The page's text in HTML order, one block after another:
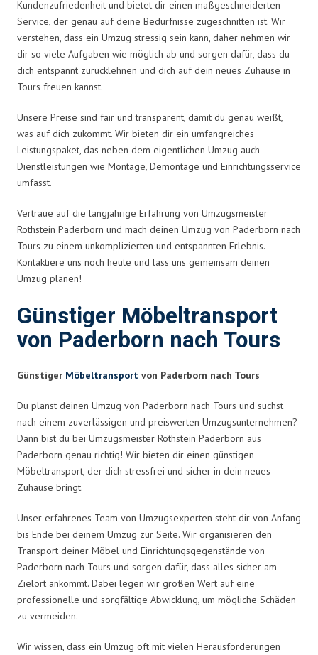
Kundenzufriedenheit und bietet dir einen maßgeschneiderten
Service, der genau auf deine Bedürfnisse zugeschnitten ist. Wir
verstehen, dass ein Umzug stressig sein kann, daher nehmen wir
dir so viele Aufgaben wie möglich ab und sorgen dafür, dass du
dich entspannt zurücklehnen und dich auf dein neues Zuhause in
Tours freuen kannst.
Unsere Preise sind fair und transparent, damit du genau weißt,
was auf dich zukommt. Wir bieten dir ein umfangreiches
Leistungspaket, das neben dem eigentlichen Umzug auch
Dienstleistungen wie Montage, Demontage und Einrichtungsservice
umfasst.
Vertraue auf die langjährige Erfahrung von Umzugsmeister
Rothstein Paderborn und mach deinen Umzug von Paderborn nach
Tours zu einem unkomplizierten und entspannten Erlebnis.
Kontaktiere uns noch heute und lass uns gemeinsam deinen
Umzug planen!
Günstiger Möbeltransport
von Paderborn nach Tours
Günstiger Möbeltransport von Paderborn nach Tours
Du planst deinen Umzug von Paderborn nach Tours und suchst
nach einem zuverlässigen und preiswerten Umzugsunternehmen?
Dann bist du bei Umzugsmeister Rothstein Paderborn aus
Paderborn genau richtig! Wir bieten dir einen günstigen
Möbeltransport, der dich stressfrei und sicher in dein neues
Zuhause bringt.
Unser erfahrenes Team von Umzugsexperten steht dir von Anfang
bis Ende bei deinem Umzug zur Seite. Wir organisieren den
Transport deiner Möbel und Einrichtungsgegenstände von
Paderborn nach Tours und sorgen dafür, dass alles sicher am
Zielort ankommt. Dabei legen wir großen Wert auf eine
professionelle und sorgfältige Abwicklung, um mögliche Schäden
zu vermeiden.
Wir wissen, dass ein Umzug oft mit vielen Herausforderungen